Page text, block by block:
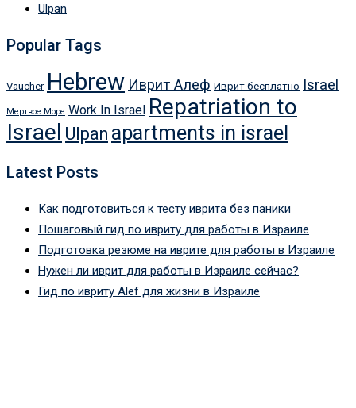
Ulpan
Popular Tags
Vaucher Hebrew Иврит Алеф Иврит бесплатно Israel
Мертвое Море Work In Israel Repatriation to
Israel Ulpan apartments in israel
Latest Posts
Как подготовиться к тесту иврита без паники
Пошаговый гид по ивриту для работы в Израиле
Подготовка резюме на иврите для работы в Израиле
Нужен ли иврит для работы в Израиле сейчас?
Гид по ивриту Alef для жизни в Израиле